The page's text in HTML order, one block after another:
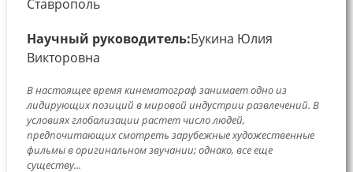
Ставрополь
Научный руководитель:Букина Юлия
Викторовна
В настоящее время кинематограф занимает одно из
лидирующих позиций в мировой индустрии развлечений. В
условиях глобализации растет число людей,
предпочитающих смотреть зарубежные художественные
фильмы в оригинальном звучании; однако, все еще
существу...